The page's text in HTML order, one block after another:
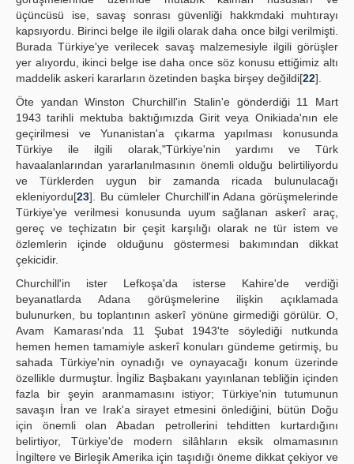
üçüncüsü ise, savaş sonrası güvenliği hakkmdaki muhtırayı
kapsıyordu. Birinci belge ile ilgili olarak daha once bilgi verilmişti.
Burada Türkiye'ye verilecek savaş malzemesiyle ilgili görüşler
yer alıyordu, ikinci belge ise daha once söz konusu ettiğimiz altı
maddelik askeri kararların özetinden başka birşey değildi[22].
Öte yandan Winston Churchill'in Stalin'e gönderdiği 11 Mart
1943 tarihli mektuba baktığımızda Girit veya Onikiada'nın ele
geçirilmesi ve Yunanistan'a çıkarma yapılması konusunda
Türkiye ile ilgili olarak,"Türkiye'nin yardımı ve Türk
havaalanlarından yararlanılmasının önemli olduğu belirtiliyordu
ve Türklerden uygun bir zamanda ricada bulunulacağı
ekleniyordu[23]. Bu cümleler Churchill'in Adana görüşmelerinde
Türkiye'ye verilmesi konusunda uyum sağlanan askerî araç,
gereç ve teçhizatın bir çeşit karşılığı olarak ne tür istem ve
özlemlerin içinde olduğunu göstermesi bakımından dikkat
çekicidir.
Churchill'in ister Lefkoşa'da isterse Kahire'de verdiği
beyanatlarda Adana görüşmelerine ilişkin açıklamada
bulunurken, bu toplantının askerî yönüne girmediği görülür. O,
Avam Kamarası'nda 11 Şubat 1943'te söylediği nutkunda
hemen hemen tamamiyle askerî konuları gündeme getirmiş, bu
sahada Türkiye'nin oynadığı ve oynayacağı konum üzerinde
özellikle durmuştur. İngiliz Başbakanı yayınlanan tebliğin içinden
fazla bir şeyin aranmamasını istiyor; Türkiye'nin tutumunun
savaşın İran ve Irak'a sirayet etmesini önlediğini, bütün Doğu
için önemli olan Abadan petrollerini tehditten kurtardığını
belirtiyor, Türkiye'de modern silâhların eksik olmamasının
İngiltere ve Birleşik Amerika için taşıdığı öneme dikkat çekiyor ve